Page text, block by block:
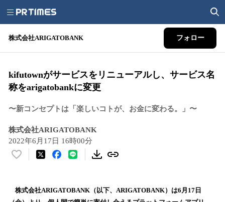
株式会社ARIGATOBANK フォロー
kifutownがサービスをリニューアルし、サービス名
称をarigatobankに変更
〜新コンセプトは「楽しいコトが、お金に変わる。」〜
株式会社ARIGATOBANK
2022年6月17日 16時00分
い
！
株式会社ARIGATOBANK（以下、ARIGATOBANK）は6月17日